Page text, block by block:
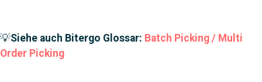
💡Siehe auch Bitergo Glossar: Batch Picking / Multi
Order Picking